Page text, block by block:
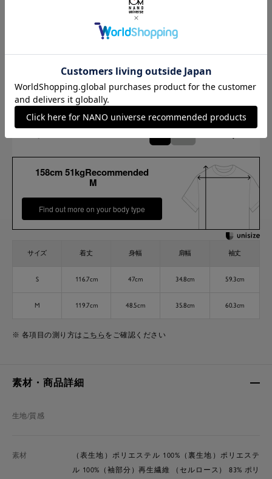
S M
158cm 51kgRecommended
M
Find out more on your body type
サイズ 着丈 身幅 肩幅 袖丈
S 116.7cm 47cm 34.8cm 59.3cm
M 119.7cm 48.5cm 35.8cm 60.3cm
※ 各項目の測り方は こちら をご確認ください
素材・商品詳細
生地/質感
素材
（表生地）ポリエステル 100%（裏生地）ポリエステ
ル 100%（袖部分）再生繊維 （セルロース） 83% ポリ